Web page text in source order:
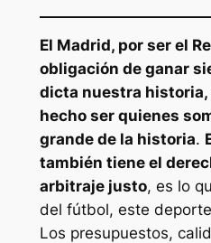
El Madrid, por ser el
obligación de ganar
dicta nuestra historia,
hecho ser quienes
grande de la historia.
también tiene el
arbitraje justo, es lo
del fútbol, este
Los presupuestos,